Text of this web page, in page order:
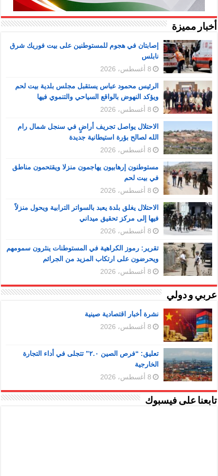
أخبار مميزة
إصابتان في هجوم للمستوطنين على بيت فوريك شرق
نابلس
8 أغسطس، 2026
الرئيس محمود عباس يستقبل مجلس بلدية بيت لحم
ويؤكد النهوض بالواقع السياحي والتنموي فيها
8 أغسطس، 2026
الاحتلال يواصل تجريف أراضٍ في سنجل شمال رام
الله لصالح بؤرة استيطانية جديدة
8 أغسطس، 2026
مستوطنون إرهابيون يهاجمون منزلا ويقتحمون مناطق
في بيت لحم
8 أغسطس، 2026
الاحتلال يغلق بلدة يعبد بالسواتر الترابية ويحول منزلاً
فيها إلى مركز تحقيق ميداني
8 أغسطس، 2026
تقرير: رموز الكراهية في المستوطنات ينثرون سمومهم
ويحرضون على ارتكاب المزيد من الجرائم
8 أغسطس، 2026
عربي و دولي
نشرة أخبار اقتصادية صينية
8 أغسطس، 2026
تعليق: “فرص الصين ٢.٠” تتجلى في أداء التجارة
الخارجية
8 أغسطس، 2026
تابعنا على فيسبوك